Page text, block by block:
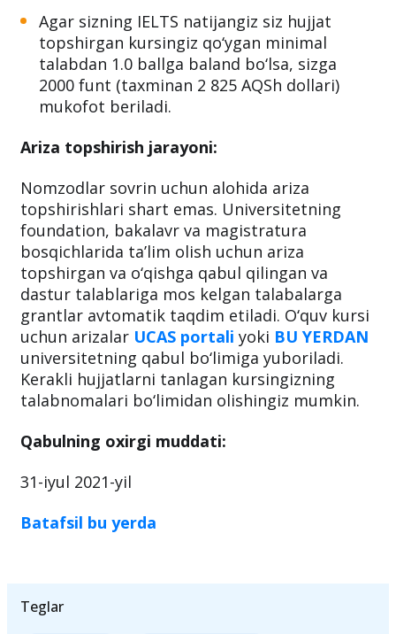
Agar sizning IELTS natijangiz siz hujjat
topshirgan kursingiz qo‘ygan minimal
talabdan 1.0 ballga baland bo‘lsa, sizga
2000 funt (taxminan 2 825 AQSh dollari)
mukofot beriladi.
Ariza topshirish jarayoni:
Nomzodlar sovrin uchun alohida ariza
topshirishlari shart emas. Universitetning
foundation, bakalavr va magistratura
bosqichlarida ta’lim olish uchun ariza
topshirgan va o‘qishga qabul qilingan va
dastur talablariga mos kelgan talabalarga
grantlar avtomatik taqdim etiladi. O‘quv kursi
uchun arizalar UCAS portali yoki BU YERDAN
universitetning qabul bo‘limiga yuboriladi.
Kerakli hujjatlarni tanlagan kursingizning
talabnomalari bo‘limidan olishingiz mumkin.
Qabulning oxirgi muddati:
31-iyul 2021-yil
Batafsil bu yerda
Teglar